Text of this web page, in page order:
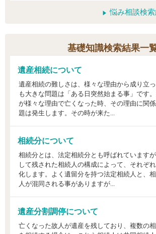
悩み相談検
基礎知識検索結果一
遺産相続について
遺産相続の難しさは、様々な理由から成り立
も大きな問題は「ある日突然始まる事」です
が様々な理由で亡くなった時、その理由に関
題は発生します。その時が来た...
相続分について
相続分とは、法定相続分とも呼ばれています
して残された相続人の構成によって、それぞ
化します。よく遺留分を持つ法定相続人と、
人が混同される事がありますが...
遺産分割調停について
亡くなった故人が遺産を残しており、複数の